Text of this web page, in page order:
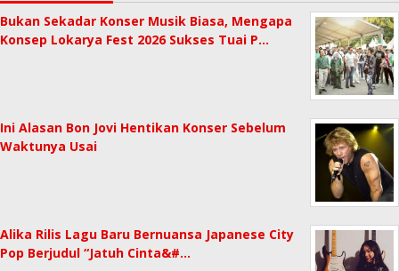
Bukan Sekadar Konser Musik Biasa, Mengapa
Konsep Lokarya Fest 2026 Sukses Tuai P…
Ini Alasan Bon Jovi Hentikan Konser Sebelum
Waktunya Usai
Alika Rilis Lagu Baru Bernuansa Japanese City
Pop Berjudul “Jatuh Cinta&#…